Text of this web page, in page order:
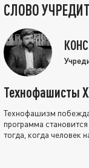
СЛОВО
Технофашисты
Технофашизм
программа
тогда, когда человек